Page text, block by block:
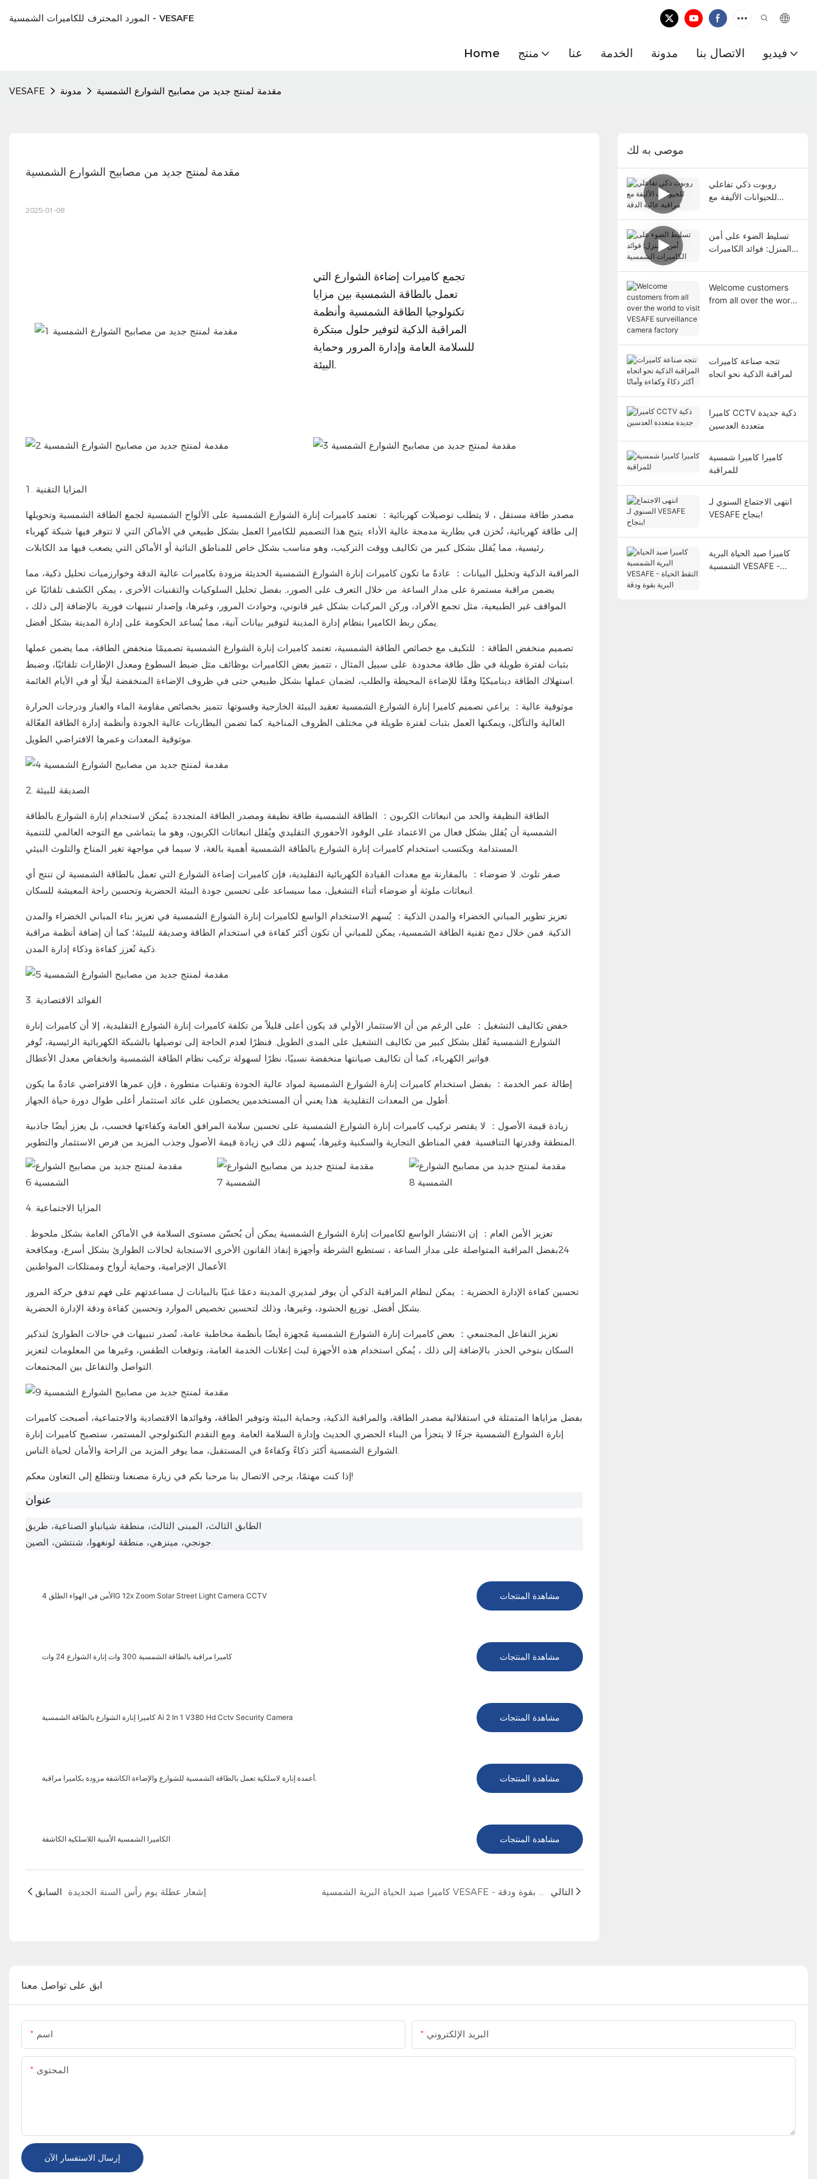
المورد المحترف للكاميرات الشمسية - VESAFE
Home منتج عنا الخدمة مدونة الاتصال بنا فيديو
VESAFE مدونة مقدمة لمنتج جديد من مصابيح الشوارع الشمسية
مقدمة لمنتج جديد من مصابيح الشوارع الشمسية
2025-01-08
تجمع كاميرات إضاءة الشوارع التي
تعمل بالطاقة الشمسية بين مزايا
تكنولوجيا الطاقة الشمسية وأنظمة
المراقبة الذكية لتوفير حلول مبتكرة
للسلامة العامة وإدارة المرور وحماية
البيئة.
1. المزايا التقنية
مصدر طاقة مستقل ، لا يتطلب توصيلات كهربائية ：تعتمد كاميرات إنارة الشوارع الشمسية على الألواح الشمسية لجمع الطاقة الشمسية وتحويلها
إلى طاقة كهربائية، تُخزن في بطارية مدمجة عالية الأداء. يتيح هذا التصميم للكاميرا العمل بشكل طبيعي في الأماكن التي لا تتوفر فيها شبكة كهرباء
رئيسية، مما يُقلل بشكل كبير من تكاليف ووقت التركيب، وهو مناسب بشكل خاص للمناطق النائية أو الأماكن التي يصعب فيها مد الكابلات.
المراقبة الذكية وتحليل البيانات ： عادةً ما تكون كاميرات إنارة الشوارع الشمسية الحديثة مزودة بكاميرات عالية الدقة وخوارزميات تحليل ذكية، مما
يضمن مراقبة مستمرة على مدار الساعة. من خلال التعرف على الصور، بفضل تحليل السلوكيات والتقنيات الأخرى ، يمكن الكشف تلقائيًا عن
المواقف غير الطبيعية، مثل تجمع الأفراد، وركن المركبات بشكل غير قانوني، وحوادث المرور، وغيرها، وإصدار تنبيهات فورية. بالإضافة إلى ذلك ،
تصميم منخفض الطاقة ： للتكيف مع خصائص الطاقة الشمسية، تعتمد كاميرات إنارة الشوارع الشمسية تصميمًا منخفض الطاقة، مما يضمن عملها
بثبات لفترة طويلة في ظل طاقة محدودة. على سبيل المثال ، تتميز بعض الكاميرات بوظائف مثل ضبط السطوع ومعدل الإطارات تلقائيًا، وضبط
موثوقية عالية ： يراعي تصميم كاميرا إنارة الشوارع الشمسية تعقيد البيئة الخارجية وقسوتها. تتميز بخصائص مقاومة الماء والغبار ودرجات الحرارة
العالية والتآكل، ويمكنها العمل بثبات لفترة طويلة في مختلف الظروف المناخية. كما تضمن البطاريات عالية الجودة وأنظمة إدارة الطاقة الفعّالة
2. الصديقة للبيئة
الطاقة النظيفة والحد من انبعاثات الكربون ： الطاقة الشمسية طاقة نظيفة ومصدر الطاقة المتجددة .يُمكن لاستخدام إنارة الشوارع بالطاقة
الشمسية أن يُقلل بشكل فعال من الاعتماد على الوقود الأحفوري التقليدي ويُقلل انبعاثات الكربون، وهو ما يتماشى مع التوجه العالمي للتنمية
المستدامة.
صفر تلوث لا ضوضاء ： بالمقارنة مع معدات القيادة الكهربائية التقليدية، فإن كاميرات إضاءة الشوارع التي تعمل بالطاقة الشمسية لن تنتج أي
تعزيز تطوير المباني الخضراء والمدن الذكية ：يُسهم الاستخدام الواسع لكاميرات إنارة الشوارع الشمسية في تعزيز بناء المباني الخضراء والمدن
الذكية. فمن خلال دمج تقنية الطاقة الشمسية، يمكن للمباني أن تكون أكثر كفاءة في استخدام الطاقة وصديقة للبيئة؛ كما أن إضافة أنظمة مراقبة
3. الفوائد الاقتصادية
خفض تكاليف التشغيل ： على الرغم من أن الاستثمار الأولي قد يكون أعلى قليلاً من تكلفة كاميرات إنارة الشوارع التقليدية، إلا أن كاميرات إنارة
الشوارع الشمسية تُقلل بشكل كبير من تكاليف التشغيل على المدى الطويل. فنظرًا لعدم الحاجة إلى توصيلها بالشبكة الكهربائية الرئيسية، تُوفر
إطالة عمر الخدمة ： بفضل استخدام كاميرات إنارة الشوارع الشمسية لمواد عالية الجودة وتقنيات متطورة ، فإن عمرها الافتراضي عادةً ما يكون
أطول من المعدات التقليدية.هذا يعني أن المستخدمين يحصلون على عائد استثمار أعلى طوال دورة حياة الجهاز.
زيادة قيمة الأصول ： لا يقتصر تركيب كاميرات إنارة الشوارع الشمسية على تحسين سلامة المرافق العامة وكفاءتها فحسب، بل يعزز أيضًا جاذبية
المنطقة وقدرتها التنافسية. ففي المناطق التجارية
4. المزايا الاجتماعية
تعزيز الأمن العام ： إن الانتشار الواسع لكاميرات إنارة الشوارع الشمسية يمكن أن يُحسّن مستوى السلامة في الأماكن العامة بشكل ملحوظ
24بفضل المراقبة المتواصلة على مدار الساعة ، تستطيع الشرطة وأجهزة إنفاذ القانون الأخرى الاستجابة لحالات الطوارئ بشكل أسرع، ومكافحة
تحسين كفاءة الإدارة الحضرية ： يمكن لنظام المراقبة الذكي أن يوفر لمديري المدينة دعمًا غنيًا بالبيانات ل مساعدتهم على فهم تدفق حركة المرور
بشكل أفضل ,توزيع الحشود،
تعزيز التفاعل المجتمعي ： بعض كاميرات إنارة الشوارع الشمسية مُجهزة أيضًا بأنظمة مخاطبة عامة، تُصدر تنبيهات في حالات الطوارئ لتذكير
السكان بتوخي الحذر.
بالإضافة إلى ذلك ، يُمكن استخدام هذه الأجهزة لبث إعلانات الخدمة العامة، وتوقعات الطقس، وغيرها من المعلومات لتعزيز
بفضل مزاياها المتمثلة في استقلالية مصدر الطاقة، والمراقبة الذكية، وحماية البيئة وتوفير الطاقة، وفوائدها الاقتصادية والاجتماعية، أصبحت كاميرات
إنارة الشوارع الشمسية جزءًا لا يتجزأ من البناء الحضري الحديث وإدارة السلامة العامة. ومع التقدم التكنولوجي المستمر، ستصبح كاميرات إنارة
إذا كنت مهتمًا، يرجى الاتصال بنا مرحبا بكم في زيارة مصنعنا ونتطلع إلى التعاون معكم!
عنوان
الطابق الثالث، المبنى الثالث، منطقة شيانباو الصناعية، طريق
جونجي، مينزهي، منطقة لونغهوا، شنتشن، الصين.
الأمن في الهواء الطلق 4G 12x Zoom Solar Street Light Camera CCTV مشاهدة المنتجات
كاميرا مراقبة بالطاقة الشمسية 300 وات إنارة الشوارع 24 وات مشاهدة المنتجات
كاميرا إنارة الشوارع بالطاقة الشمسية Ai 2 In 1 V380 Hd Cctv Security Camera مشاهدة المنتجات
أعمدة إنارة لاسلكية تعمل بالطاقة الشمسية للشوارع والإضاءة الكاشفة مزودة بكاميرا مراقبة. مشاهدة المنتجات
الكاميرا الشمسية الأمنية اللاسلكية الكاشفة مشاهدة المنتجات
السابق إشعار عطلة يوم رأس السنة الجديدة التالي
موصى به لك
روبوت ذكي تفاعلي
للحيوانات الأليفة مع
تسليط الضوء على أمن
المنزل: فوائد الكاميرات
Welcome customers
from all over the world
تتجه صناعة كاميرات
المراقبة الذكية نحو اتجاه
كاميرا CCTV ذكية جديدة
متعددة العدسين
كاميرا كاميرا شمسية
للمراقبة
انتهى الاجتماع السنوي لـ
VESAFE بنجاح!
كاميرا صيد الحياة البرية
الشمسية VESAFE -
ابق على تواصل معنا
اسم البريد الإلكتروني
المحتوى
إرسال الاستفسار الآن